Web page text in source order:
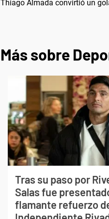
Thiago Almada convirtió un
Más sobre
Tras su paso por
Salas fue
flamante refuerzo